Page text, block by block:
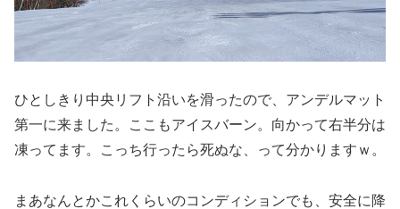
ひとしきり中央リフト沿いを滑ったので、アンデルマット
第一に来ました。ここもアイスバーン。向かって右半分は
凍ってます。こっち行ったら死ぬな、って分かりますｗ。
まあなんとかこれくらいのコンディションでも、安全に降